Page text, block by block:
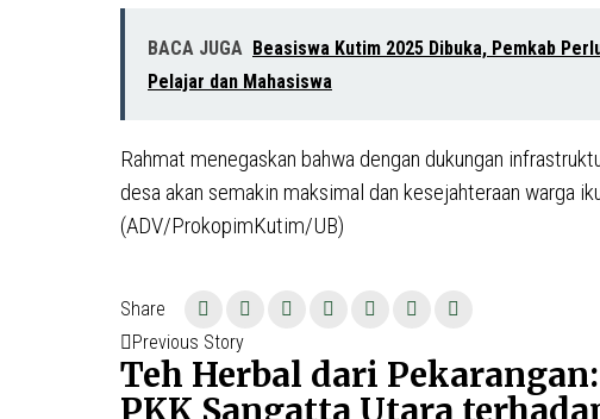
BACA JUGA Beasiswa Kutim 2025 Dibuka, Pemkab
Pelajar dan Mahasiswa
Rahmat menegaskan bahwa dengan dukungan
desa akan semakin maksimal dan kesejahteraan warga
(ADV/ProkopimKutim/UB)
Share
Navigasi
pos
Previous Story
post:
Teh Herbal dari
PKK Sangatta Utara